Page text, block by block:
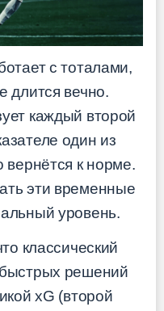
с тоталами,
длится вечно.
каждый второй
один из
вернётся к норме.
эти временные
уровень.
классический
решений
xG (второй